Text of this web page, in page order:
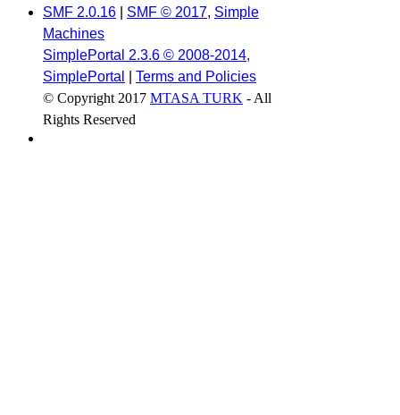
SMF 2.0.16 SMF © 2017, Simple
Machines
SimplePortal 2.3.6 © 2008-2014,
SimplePortal
Terms and Policies
© Copyright 2017 MTASA TURK - All
Rights Reserved